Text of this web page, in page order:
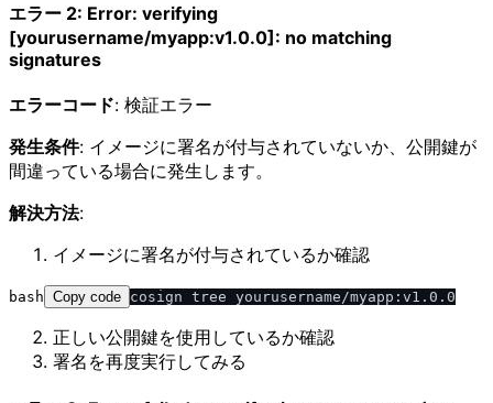
エラー 2: Error: verifying
[yourusername/myapp:v1.0.0]: no matching
signatures
エラーコード: 検証エラー
発生条件: イメージに署名が付与されていないか、公開鍵が
間違っている場合に発生します。
解決方法:
イメージに署名が付与されているか確認
bash Copy code
正しい公開鍵を使用しているか確認
署名を再度実行してみる